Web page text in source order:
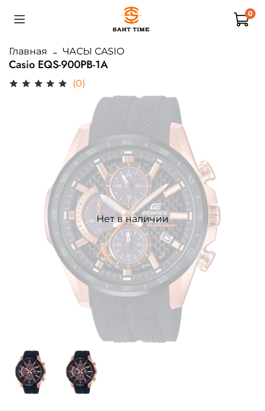
0
Главная ЧАСЫ CASIO
Casio EQS-900PB-1A
(0)
Нет в наличии